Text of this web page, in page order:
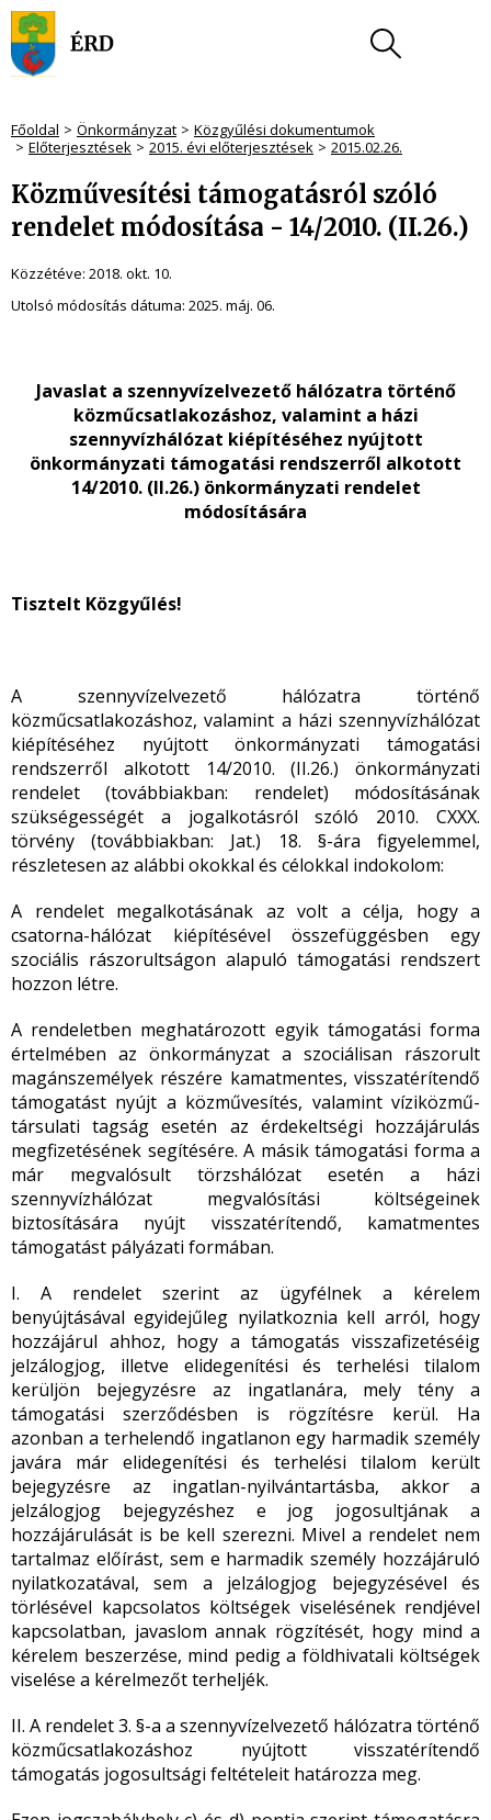
Főoldal Önkormányzat
Közgyűlési dokumentumok
Előterjesztések
2015. évi előterjesztések 2015.02.26.
Közművesítési támogatásról szóló
rendelet módosítása - 14/2010. (II.26.)
Közzétéve: 2018. okt. 10.
Utolsó módosítás dátuma: 2025. máj. 06.
Javaslat a szennyvízelvezető hálózatra történő
közműcsatlakozáshoz, valamint a házi
szennyvízhálózat kiépítéséhez nyújtott
önkormányzati támogatási rendszerről alkotott
14/2010. (II.26.)önkormányzati rendelet
módosítására
Tisztelt Közgyűlés!
A szennyvízelvezető hálózatra történő
közműcsatlakozáshoz, valamint a házi szennyvízhálózat
kiépítéséhez nyújtott önkormányzati támogatási
rendszerről alkotott 14/2010. (II.26.) önkormányzati
rendelet (továbbiakban: rendelet) módosításának
szükségességét a jogalkotásról szóló 2010. CXXX.
törvény (továbbiakban: Jat.) 18. §-ára figyelemmel,
részletesen az alábbi okokkal és célokkal indokolom:
A rendelet megalkotásának az volt a célja, hogy a
csatorna-hálózat kiépítésével összefüggésben egy
szociális rászorultságon alapuló támogatási rendszert
hozzon létre.
A rendeletben meghatározott egyik támogatási forma
értelmében az önkormányzat a szociálisan rászorult
magánszemélyek részére kamatmentes, visszatérítendő
támogatást nyújt a közművesítés, valamint víziközmű-
társulati tagság esetén az érdekeltségi hozzájárulás
megfizetésének segítésére. A másik támogatási forma a
már megvalósult törzshálózat esetén a házi
szennyvízhálózat megvalósítási költségeinek
biztosítására nyújt visszatérítendő, kamatmentes
támogatást pályázati formában.
I. A rendelet szerint az ügyfélnek a kérelem
benyújtásával egyidejűleg nyilatkoznia kell arról, hogy
hozzájárul ahhoz, hogy a támogatás visszafizetéséig
jelzálogjog, illetve elidegenítési és terhelési tilalom
kerüljön bejegyzésre az ingatlanára, mely tény a
támogatási szerződésben is rögzítésre kerül. Ha
azonban a terhelendő ingatlanon egy harmadik személy
javára már elidegenítési és terhelési tilalom került
bejegyzésre az ingatlan-nyilvántartásba, akkor a
jelzálogjog bejegyzéshez e jog jogosultjának a
hozzájárulását is be kell szerezni. Mivel a rendelet nem
tartalmaz előírást, sem e harmadik személy hozzájáruló
nyilatkozatával, sem a jelzálogjog bejegyzésével és
törlésével kapcsolatos költségek viselésének rendjével
kapcsolatban, javaslom annak rögzítését, hogy mind a
kérelem beszerzése, mind pedig a földhivatali költségek
viselése a kérelmezőt terheljék.
II. A rendelet 3. §-a a szennyvízelvezető hálózatra történő
közműcsatlakozáshoz nyújtott visszatérítendő
támogatás jogosultsági feltételeit határozza meg.